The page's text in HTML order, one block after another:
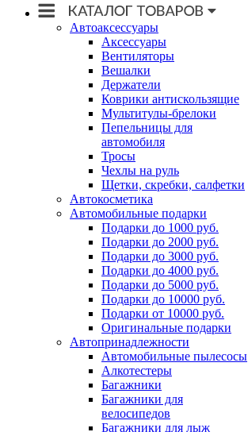
Автоаксессуары
Аксессуары
Вентиляторы
Вешалки
Держатели
Коврики антискользящие
Мультитулы-брелоки
Пепельницы для
автомобиля
Тросы
Чехлы на руль
Щетки, скребки, салфетки
Автокосметика
Автомобильные подарки
Подарки до 1000 руб.
Подарки до 2000 руб.
Подарки до 3000 руб.
Подарки до 4000 руб.
Подарки до 5000 руб.
Подарки до 10000 руб.
Подарки от 10000 руб.
Оригинальные подарки
Автопринадлежности
Автомобильные пылесосы
Алкотестеры
Багажники
Багажники для
велосипедов
Багажники для лыж